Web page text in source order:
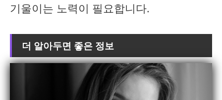
기울이는 노력이 필요합니다.
더 알아두면 좋은 정보